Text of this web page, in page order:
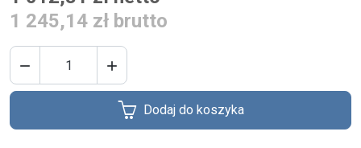
EFA: Historia i oferta
urządzeń dla przetwórstwa
mięsnego
1 245,14 zł brutto
 
Dodaj do koszyka